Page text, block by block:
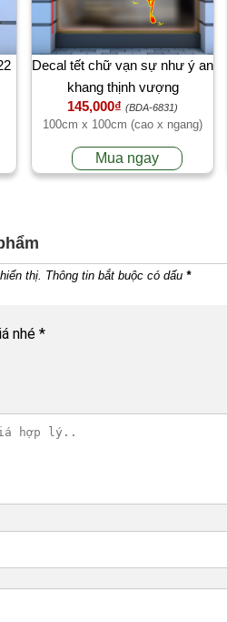
Decal tết chữ vạn sự như ý an
khang thịnh vượng
145,000₫ (BDA-6831)
100cm x 100cm (cao x ngang)
Mua ngay
thị. Thông tin bắt buộc có dấu *
nhé *